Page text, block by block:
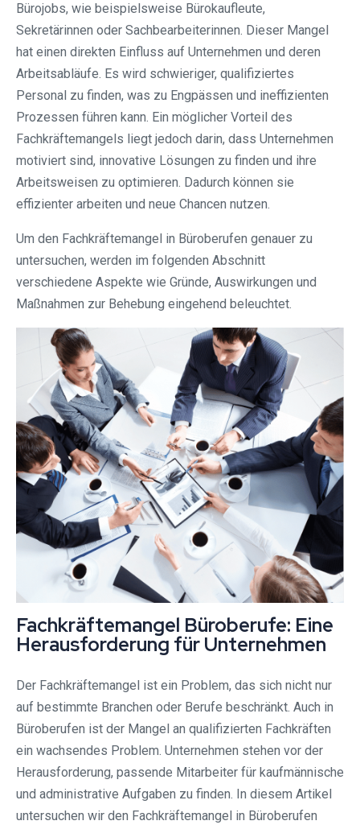
Bürojobs, wie beispielsweise Bürokaufleute,
Sekretärinnen oder Sachbearbeiterinnen. Dieser Mangel
hat einen direkten Einfluss auf Unternehmen und deren
Arbeitsabläufe. Es wird schwieriger, qualifiziertes
Personal zu finden, was zu Engpässen und ineffizienten
Prozessen führen kann. Ein möglicher Vorteil des
Fachkräftemangels liegt jedoch darin, dass Unternehmen
motiviert sind, innovative Lösungen zu finden und ihre
Arbeitsweisen zu optimieren. Dadurch können sie
effizienter arbeiten und neue Chancen nutzen.
Um den Fachkräftemangel in Büroberufen genauer zu
untersuchen, werden im folgenden Abschnitt
verschiedene Aspekte wie Gründe, Auswirkungen und
Maßnahmen zur Behebung eingehend beleuchtet.
Fachkräftemangel Büroberufe: Eine
Herausforderung für Unternehmen
Der Fachkräftemangel ist ein Problem, das sich nicht nur
auf bestimmte Branchen oder Berufe beschränkt. Auch in
Büroberufen ist der Mangel an qualifizierten Fachkräften
ein wachsendes Problem. Unternehmen stehen vor der
Herausforderung, passende Mitarbeiter für kaufmännische
und administrative Aufgaben zu finden. In diesem Artikel
untersuchen wir den Fachkräftemangel in Büroberufen